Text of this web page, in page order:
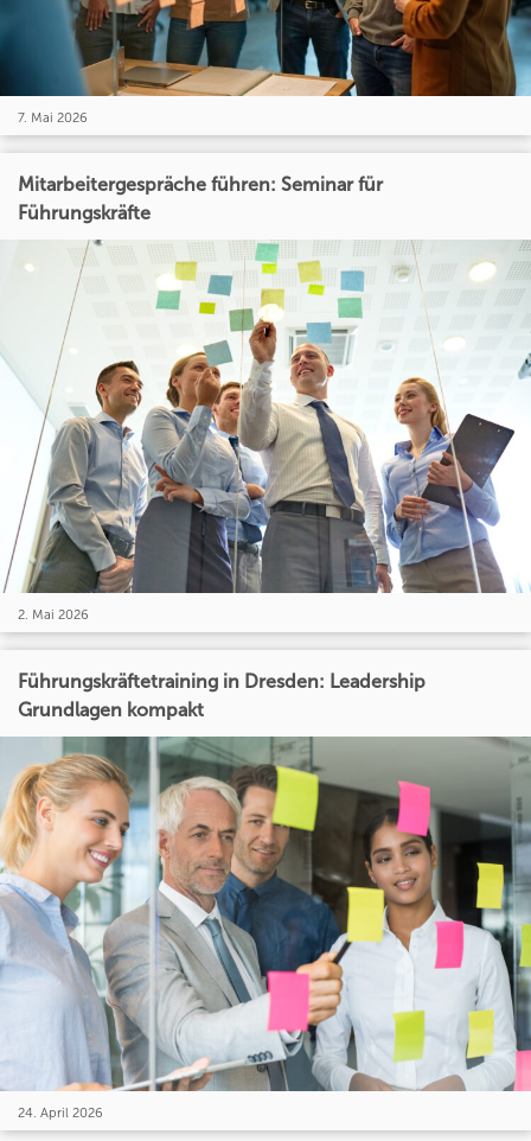
7. Mai 2026
Mitarbeitergespräche führen: Seminar für
Führungskräfte
2. Mai 2026
Führungskräftetraining in Dresden: Leadership
Grundlagen kompakt
24. April 2026